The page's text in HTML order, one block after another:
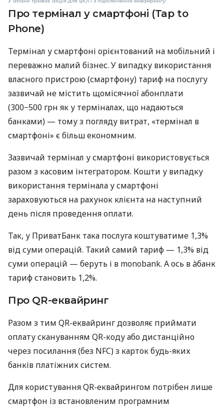
Про термінал у смартфоні (Tap to
Phone)
Термінал у смартфоні орієнтований на мобільний і
переважно малий бізнес. У випадку використання
власного пристрою (смартфону) тариф на послугу
зазвичай не містить щомісячної абонплати
(300−500 грн як у терміналах, що надаються
банками) — тому з погляду витрат, «термінал в
смартфоні» є більш економним.
Зазвичай термінал у смартфоні використовується
разом з касовим інтегратором. Кошти у випадку
використання термінала у смартфоні
зараховуються на рахунок клієнта на наступний
день після проведення оплати.
Так, у ПриватБанк така послуга коштуватиме 1,3%
від суми операцій. Такий самий тариф — 1,3% від
суми операцій — беруть і в monobank. А ось в àбанк
тариф становить 1,2%.
Про QR-еквайринг
Разом з тим QR-еквайринг дозволяє приймати
оплату скануванням QR-коду або дистанційно
через посилання (без NFC) з карток будь-яких
банків платіжних систем.
Для користування QR-еквайрингом потрібен лише
смартфон із встановленим програмним